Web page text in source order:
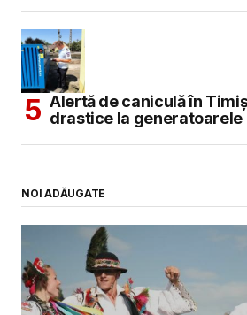
Alertă de caniculă în
drastice la generatoarele
NOI ADĂUGATE